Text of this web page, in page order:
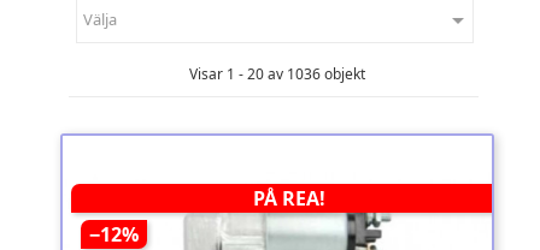
Välja 
Visar 1 - 20 av 1036 objekt
PÅ REA!
−12%